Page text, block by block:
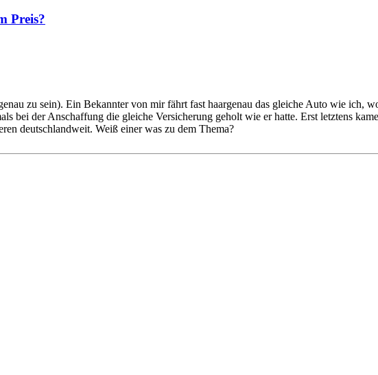
Preis?
zu sein). Ein Bekannter von mir fährt fast haargenau das gleiche Auto wie ich,
bei der Anschaffung die gleiche Versicherung geholt wie er hatte. Erst letztens
deutschlandweit. Weiß einer was zu dem Thema?